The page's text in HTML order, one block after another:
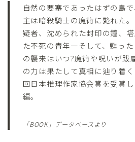
自然の要塞であったはずの島
主は暗殺騎士の魔術に斃れた
疑者、沈められた封印の鐘、
た不死の青年―そして、甦った
の襲来はいつ?魔術や呪いが跋
の力は果たして真相に辿り着
回日本推理作家協会賞を受賞
編。
「BOOK」データベースより